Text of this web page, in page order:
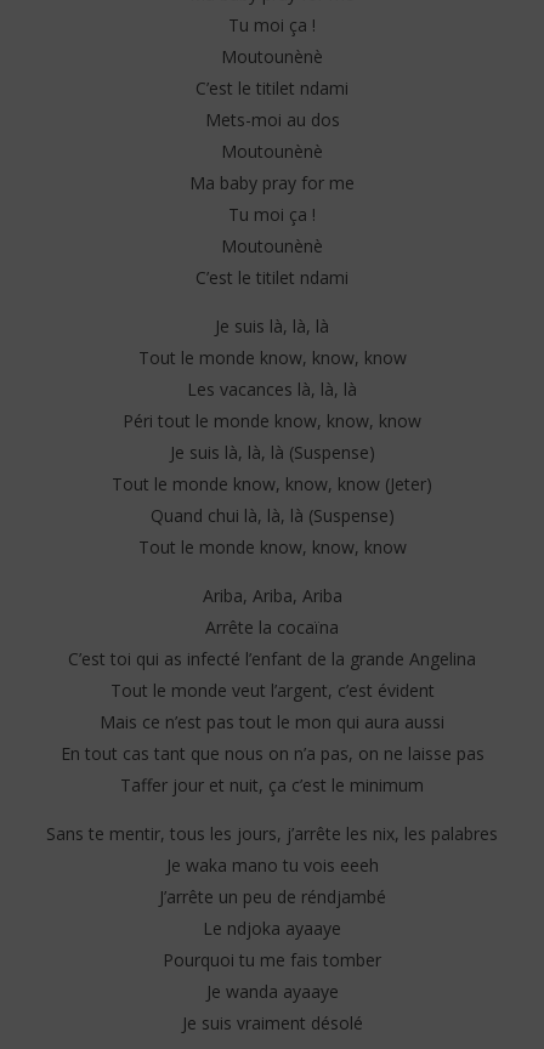
Tu moi ça !
Moutounènè
C’est le titilet ndami
Mets-moi au dos
Moutounènè
Ma baby pray for me
Tu moi ça !
Moutounènè
C’est le titilet ndami
Je suis là, là, là
Tout le monde know, know, know
Les vacances là, là, là
Péri tout le monde know, know, know
Je suis là, là, là (Suspense)
Tout le monde know, know, know (Jeter)
Quand chui là, là, là (Suspense)
Tout le monde know, know, know
Ariba, Ariba, Ariba
Arrête la cocaïna
C’est toi qui as infecté l’enfant de la grande Angelina
Tout le monde veut l’argent, c’est évident
Mais ce n’est pas tout le mon qui aura aussi
En tout cas tant que nous on n’a pas, on ne laisse pas
Taffer jour et nuit, ça c’est le minimum
Sans te mentir, tous les jours, j’arrête les nix, les palabres
Je waka mano tu vois eeeh
J’arrête un peu de réndjambé
Le ndjoka ayaaye
Pourquoi tu me fais tomber
Je wanda ayaaye
Je suis vraiment désolé